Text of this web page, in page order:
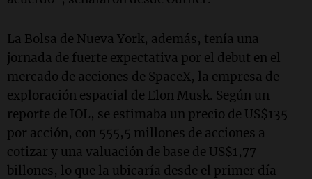
La Bolsa de Nueva York, además, tenía una
jornada de fuerte expectativa por el debut en el
mercado de acciones de SpaceX, la empresa de
exploración espacial de Elon Musk. Según un
reporte de IOL, se estimaba un precio de US$135
por acción, con 555,5 millones de acciones a
cotizar y una valuación de base de US$1,77
billones, lo que la ubicaría desde el primer día